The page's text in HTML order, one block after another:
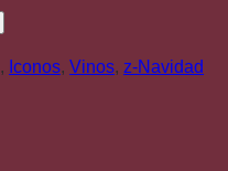
, Iconos, Vinos, z-Navidad